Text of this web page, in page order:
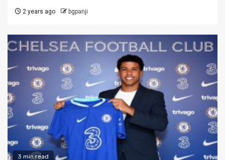
2 years ago bgpanji
3 min read